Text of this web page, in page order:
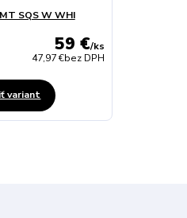
SQS W WHI
59 €/ks
47,97 €bez DPH
variant